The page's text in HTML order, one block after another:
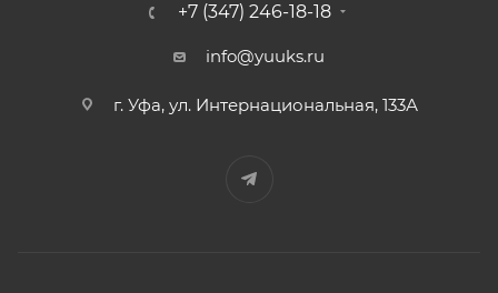
+7 (347) 246-18-18
info@yuuks.ru
г. Уфа, ул. Интернациональная, 133А